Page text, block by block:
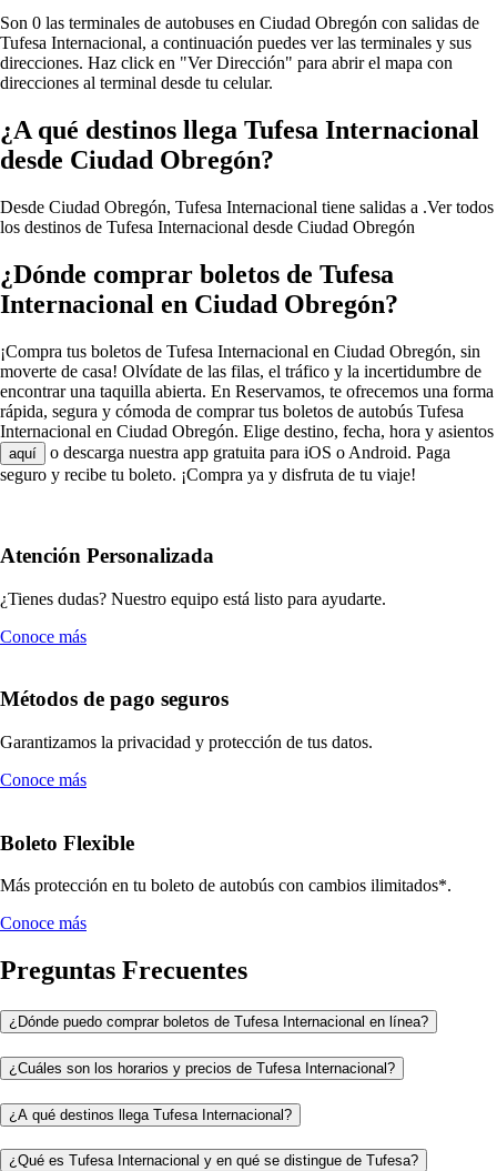
Son 0 las terminales de autobuses en Ciudad Obregón con salidas de
Tufesa Internacional, a continuación puedes ver las terminales y sus
direcciones. Haz click en "Ver Dirección" para abrir el mapa con
direcciones al terminal desde tu celular.
¿A qué destinos llega Tufesa Internacional
desde Ciudad Obregón?
Desde Ciudad Obregón, Tufesa Internacional tiene salidas a .Ver todos
los destinos de Tufesa Internacional desde Ciudad Obregón
¿Dónde comprar boletos de Tufesa
Internacional en Ciudad Obregón?
¡Compra tus boletos de Tufesa Internacional en Ciudad Obregón, sin
moverte de casa! Olvídate de las filas, el tráfico y la incertidumbre de
encontrar una taquilla abierta. En Reservamos, te ofrecemos una forma
rápida, segura y cómoda de comprar tus boletos de autobús Tufesa
Internacional en Ciudad Obregón. Elige destino, fecha, hora y asientos
aquí
o descarga nuestra app gratuita para iOS o Android. Paga
seguro y recibe tu boleto. ¡Compra ya y disfruta de tu viaje!
Atención Personalizada
¿Tienes dudas? Nuestro equipo está listo para ayudarte.
Conoce más
Métodos de pago seguros
Garantizamos la privacidad y protección de tus datos.
Conoce más
Boleto Flexible
Más protección en tu boleto de autobús con cambios ilimitados*.
Conoce más
Preguntas Frecuentes
¿Dónde puedo comprar boletos de Tufesa Internacional en línea?
¿Cuáles son los horarios y precios de Tufesa Internacional?
¿A qué destinos llega Tufesa Internacional?
¿Qué es Tufesa Internacional y en qué se distingue de Tufesa?